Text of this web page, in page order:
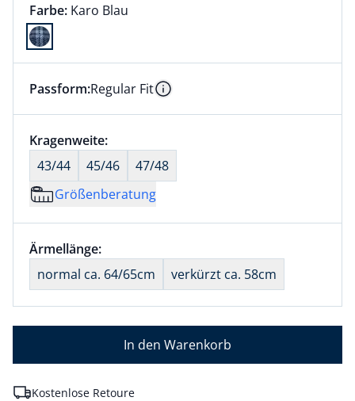
Farbauswahl:
Farbe: aktuell ausgewählt:
Karo Blau
Farbe Karo Blau ausgewählt
Dieser Artikel hat die Passform Regular Fit. für
Passform:Regular Fit Information
Größenauswahl:
Kragenweite:nichts ausgewählt
43/44
45/46
47/48
Größenberatung
Größenauswahl:
Ärmellänge:nichts ausgewählt
normal ca. 64/65cm
verkürzt ca. 58cm
In den Warenkorb
Kostenlose Retoure